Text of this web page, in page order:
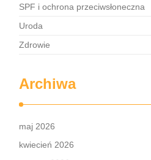
SPF i ochrona przeciwsłoneczna
Uroda
Zdrowie
Archiwa
maj 2026
kwiecień 2026